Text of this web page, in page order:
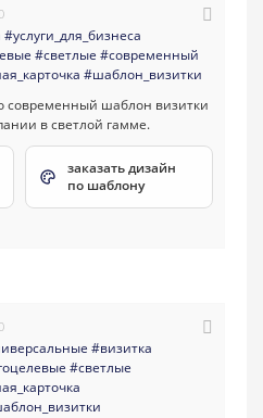
#услуги_для_бизнеса
#светлые #современный
#шаблон_визитки
заказать дизайн
по шаблону
#визитка
#светлые